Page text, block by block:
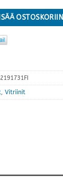
OSTOSKORIIN
, Vitriinit